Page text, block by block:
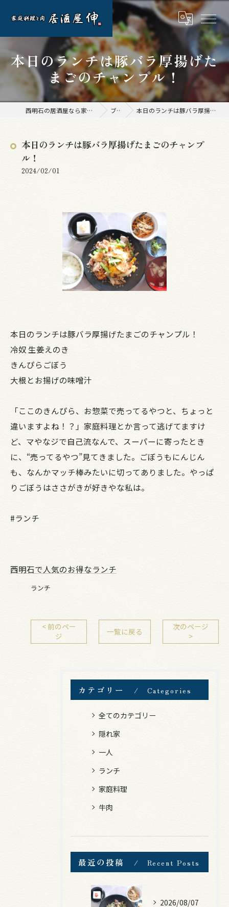
本日のランチは豚バラ厚揚げた
まごのチャンプル！
西明石の居酒屋なら家庭料理と肉 居酒屋 伸 ブログ 本日のランチは豚バラ厚揚げたまごのチャンプル！
本日のランチは豚バラ厚揚げたまごのチャンプ
ル！
2024/02/01
本日のランチは豚バラ厚揚げたまごのチャンプル！
冷奴 生姜えのき
きんぴらごぼう
大根とお揚げの味噌汁
「ここのきんぴら、お惣菜で売ってるやつと、ちょっと
違いますよね！？」家庭料理とか言って逃げてますけ
ど、マやなジで自己流なんで、スーパーに寄ったとき
に、“売ってるやつ”見てきました。ごぼうもにんじん
も、なんかマッチ棒みたいに切ってありました。やっぱ
りごぼうはささがきが好きやな私は。
#ランチ
西明石で人気のお得なランチ
ランチ
< 前のペー
ジ
一覧に戻る
次のページ
>
カテゴリー Categories
全てのカテゴリー
隠れ家
一人
ランチ
家庭料理
牛肉
最近の投稿 Recent Posts
2026/08/07